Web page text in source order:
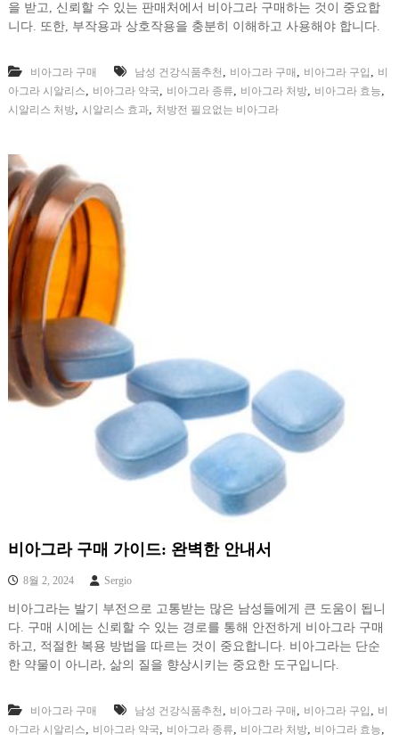
을 받고, 신뢰할 수 있는 판매처에서 비아그라 구매하는 것이 중요합
니다. 또한, 부작용과 상호작용을 충분히 이해하고 사용해야 합니다.
비아그라 구매 남성 건강식품추천 , 비아그라 구매 , 비아그라 구입 , 비
아그라 시알리스, 비아그라 약국, 비아그라 종류, 비아그라 처방, 비아그라 효능,
시알리스 처방, 시알리스 효과, 처방전 필요없는 비아그라
비아그라 구매 가이드: 완벽한 안내서
8월 2, 2024 Sergio
비아그라는 발기 부전으로 고통받는 많은 남성들에게 큰 도움이 됩니
다. 구매 시에는 신뢰할 수 있는 경로를 통해 안전하게 비아그라 구매
하고, 적절한 복용 방법을 따르는 것이 중요합니다. 비아그라는 단순
한 약물이 아니라, 삶의 질을 향상시키는 중요한 도구입니다.
비아그라 구매 남성 건강식품추천 , 비아그라 구매 , 비아그라 구입 , 비
아그라 시알리스, 비아그라 약국, 비아그라 종류, 비아그라 처방, 비아그라 효능,